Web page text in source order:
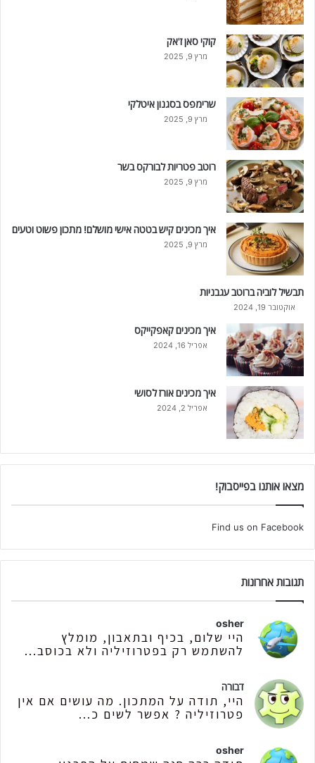
קוקי סאן ז'אק
מרץ 9, 2025
שרימפס בסגנון איטלקי
מרץ 9, 2025
רוטב פטריות לבורקס בשר
מרץ 9, 2025
איך מכינים קיש בטטה אישי מושלם! מתכון פשוט וטעים
מרץ 9, 2025
תבשיל לוביה ברוטב עגבניות
אוקטובר 19, 2024
איך מכינים קאפקייקס
אפריל 16, 2024
איך מכינים אורז לסושי
אפריל 2, 2024
מצאו אותנו בפייסבוק!
Find us on Facebook
תגובות אחרונות
osher
היי שלום, בכיף ובתאבון, מומלץ
להשתמש רק בפטרוזיליה ולא בכוסב...
דבורה
היי, תודה על המתכון. מה עושים אם אין
פטרוזיליה ? אפשר לשים כ...
osher